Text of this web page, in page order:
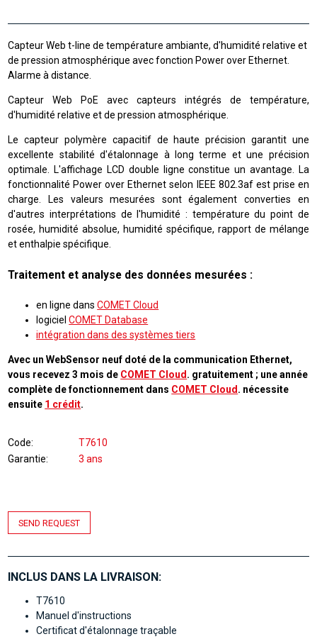
Capteur Web t-line de température ambiante, d'humidité relative et
de pression atmosphérique avec fonction Power over Ethernet.
Alarme à distance.
Capteur Web PoE avec capteurs intégrés de température,
d'humidité relative et de pression atmosphérique.
Le capteur polymère capacitif de haute précision garantit une
excellente stabilité d'étalonnage à long terme et une précision
optimale. L'affichage LCD double ligne constitue un avantage. La
fonctionnalité Power over Ethernet selon IEEE 802.3af est prise en
charge. Les valeurs mesurées sont également converties en
d'autres interprétations de l'humidité : température du point de
rosée, humidité absolue, humidité spécifique, rapport de mélange
et enthalpie spécifique.
Traitement et analyse des données mesurées :
en ligne dansCOMET Cloud
logicielCOMET Database
intégration dans des systèmes tiers
Avec un WebSensor neuf doté de la communication Ethernet,
vous recevez 3 mois de COMET Cloud . gratuitement ; une année
complète de fonctionnement dans COMET Cloud . nécessite
ensuite 1 crédit.
Code
T7610
Garantie
3 ans
SEND REQUEST
INCLUS DANS LA LIVRAISON:
T7610
Manuel d'instructions
Certificat d'étalonnage traçable